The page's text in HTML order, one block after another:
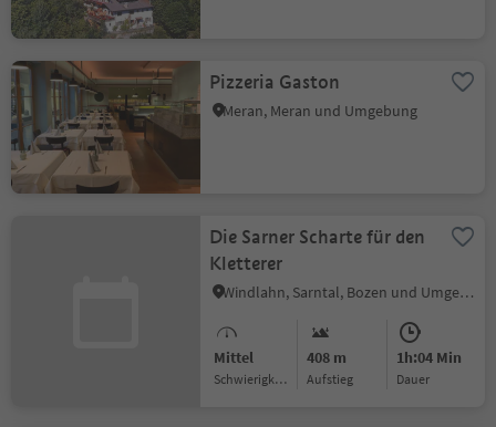
Pizzeria Gaston
Meran, Meran und Umgebung
Die Sarner Scharte für den
Kletterer
Windlahn, Sarntal, Bozen und Umgebung
Mittel
Schwierigkeitsgrad
408 m
Aufstieg
1h:04 Min
Dauer